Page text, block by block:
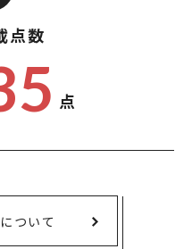
点数
点
ついて